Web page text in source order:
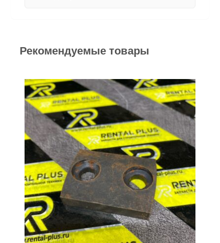
Рекомендуемые товары